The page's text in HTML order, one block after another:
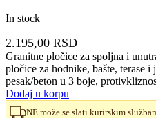
In stock
2.195,00 RSD
Granitne pločice za spoljna i
pločice za hodnike, bašte, terase i
pesak/beton u 3 boje,
Dodaj u korpu
NE može se slati kurirskim